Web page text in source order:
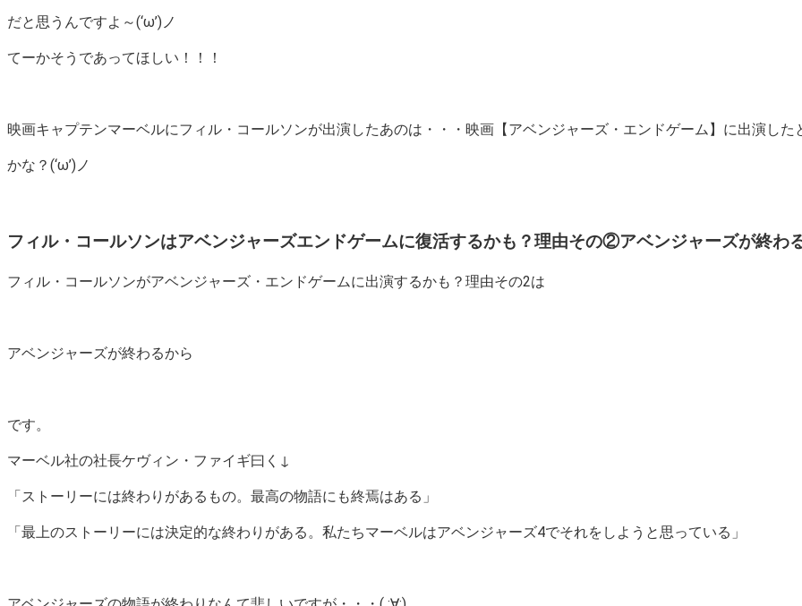
だと思うんですよ～(‘ω’)ノ
てーかそうであってほしい！！！
映画キャプテンマーベルにフィル・コールソンが出演したあのは・・・映画【アベンジャーズ・エンドゲーム】に出演し
かな？(‘ω’)ノ
フィル・コールソンはアベンジャーズエンドゲームに復活するかも？理由その②アベンジャーズが終わ
フィル・コールソンがアベンジャーズ・エンドゲームに出演するかも？理由その2は
アベンジャーズが終わるから
です。
マーベル社の社長ケヴィン・ファイギ曰く↓
「ストーリーには終わりがあるもの。最高の物語にも終焉はある」
「最上のストーリーには決定的な終わりがある。私たちマーベルはアベンジャーズ4でそれをしようと思っている」